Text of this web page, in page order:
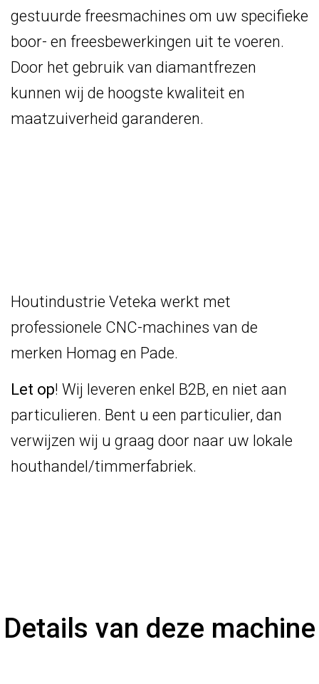
gestuurde freesmachines om uw specifieke
boor- en freesbewerkingen uit te voeren.
Door het gebruik van diamantfrezen
kunnen wij de hoogste kwaliteit en
maatzuiverheid garanderen.
Houtindustrie Veteka werkt met
professionele CNC-machines van de
merken Homag en Pade.
Let op! Wij leveren enkel B2B, en niet aan
particulieren. Bent u een particulier, dan
verwijzen wij u graag door naar uw lokale
houthandel/timmerfabriek.
Details van deze machine